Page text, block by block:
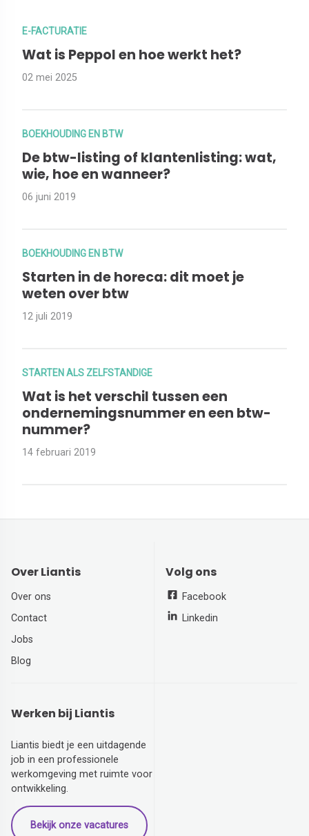
E-FACTURATIE
Wat is Peppol en hoe werkt het?
02 mei 2025
BOEKHOUDING EN BTW
De btw-listing of klantenlisting: wat,
wie, hoe en wanneer?
06 juni 2019
BOEKHOUDING EN BTW
Starten in de horeca: dit moet je
weten over btw
12 juli 2019
STARTEN ALS ZELFSTANDIGE
Wat is het verschil tussen een
ondernemingsnummer en een btw-
nummer?
14 februari 2019
Over Liantis
Over ons
Contact
Jobs
Blog
Volg ons
Facebook
Linkedin
Werken bij Liantis
Liantis biedt je een uitdagende
job in een professionele
werkomgeving met ruimte voor
ontwikkeling.
Bekijk onze vacatures